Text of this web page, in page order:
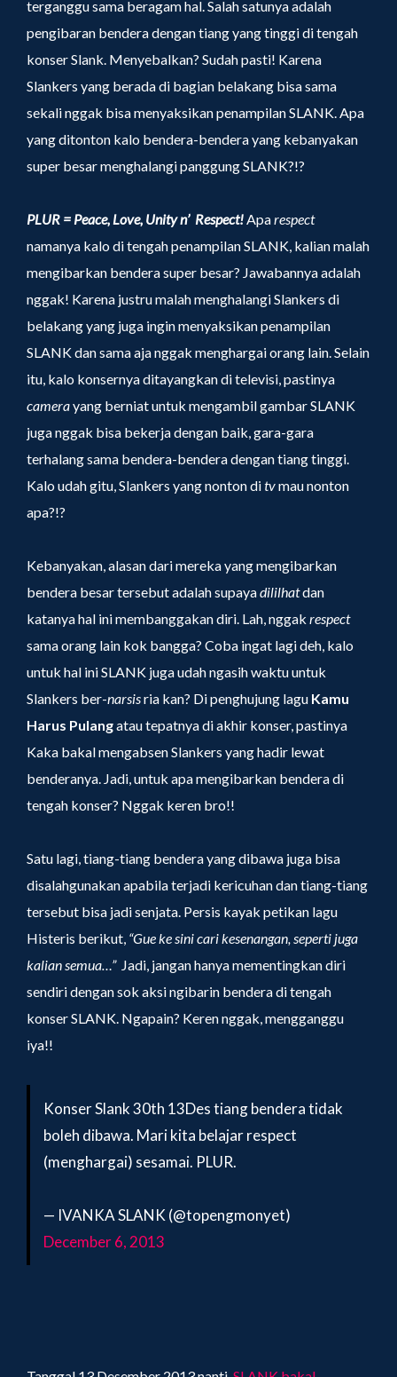
terganggu sama beragam hal. Salah satunya adalah
pengibaran bendera dengan tiang yang tinggi di tengah
konser Slank. Menyebalkan? Sudah pasti! Karena
Slankers yang berada di bagian belakang bisa sama
sekali nggak bisa menyaksikan penampilan SLANK. Apa
yang ditonton kalo bendera-bendera yang kebanyakan
super besar menghalangi panggung SLANK?!?
PLUR = Peace, Love, Unity n’ Respect!Aparespect
namanya kalo di tengah penampilan SLANK, kalian malah
mengibarkan bendera super besar? Jawabannya adalah
nggak! Karena justru malah menghalangi Slankers di
belakang yang juga ingin menyaksikan penampilan
SLANK dan sama aja nggak menghargai orang lain. Selain
itu, kalo konsernya ditayangkan di televisi, pastinya
camerayang berniat untuk mengambil gambar SLANK
juga nggak bisa bekerja dengan baik, gara-gara
terhalang sama bendera-bendera dengan tiang tinggi.
Kalo udah gitu, Slankers yang nonton ditvmau nonton
apa?!?
Kebanyakan, alasan dari mereka yang mengibarkan
bendera besar tersebut adalah supayadililhatdan
katanya hal ini membanggakan diri. Lah, nggak respect
sama orang lain kok bangga? Coba ingat lagi deh, kalo
untuk hal ini SLANK juga udah ngasih waktu untuk
Slankers ber-narsisria kan? Di penghujung lagu Kamu
Harus Pulangatautepatnya di akhir konser, pastinya
Kaka bakal mengabsen Slankers yang hadir lewat
benderanya. Jadi, untuk apa mengibarkan bendera di
tengah konser? Nggak keren bro!!
Satu lagi, tiang-tiang bendera yang dibawa juga bisa
disalahgunakan apabila terjadi kericuhan dan tiang-tiang
tersebut bisa jadi senjata. Persis kayak petikan lagu
Histeris berikut, “Gue ke sini cari kesenangan, seperti juga
kalian semua…” Jadi, jangan hanya mementingkan diri
sendiri dengan sok aksi ngibarin bendera di tengah
konser SLANK. Ngapain? Keren nggak, mengganggu
iya!!
Konser Slank 30th 13Des tiang bendera tidak
boleh dibawa. Mari kita belajar respect
(menghargai) sesamai. PLUR.
— IVANKA SLANK (@topengmonyet)
December 6, 2013